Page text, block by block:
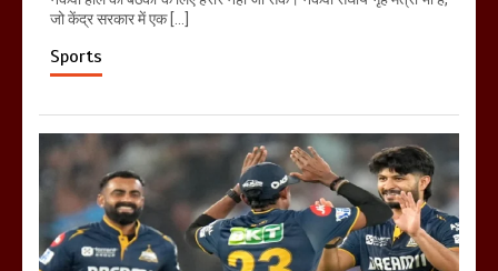
जो केंद्र सरकार में एक […]
Sports